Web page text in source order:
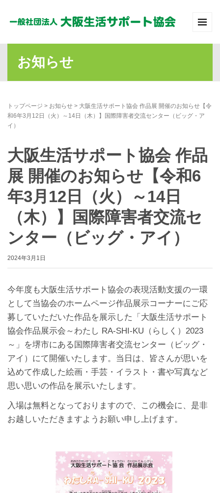
お知らせ
トップページ > お知らせ > 大阪生活サポート協会 作品展 開催のお知らせ【令
和6年3月12日（火）～14日（木）】国際障害者交流センター（ビッグ・ア
イ）
大阪生活サポート協会 作品
展 開催のお知らせ【令和6
年3月12日（火）～14日
（木）】国際障害者交流セ
ンター（ビッグ・アイ）
2024年3月1日
今年度も大阪生活サポート協会の表現活動支援の一環
として当協会のホームページ作品展示コーナーにご応
募していただいた作品を展示した「大阪生活サポート
協会作品展示会～わたし RA-SHI-KU（らしく）2023
～」を堺市にある国際障害者交流センター（ビッグ・
アイ）にて開催いたします。当日は、皆さんが思いを
込めて作成した絵画・手芸・イラスト・書や写真など
思い思いの作品を展示いたします。
入場は無料となっておりますので、この機会に、是非
お越しいただきますようお願い申し上げます。